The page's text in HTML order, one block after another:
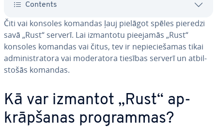
Contents
Čiti vai konsoles komandas ļauj pielāgot spēles pieredzi
savā „Rust“ serverī. Lai izmantotu pieejamās „Rust“
konsoles komandas vai čitus, tev ir ne­pie­cie­ša­mas tikai
ad­mi­nis­tra­to­ra vai mo­de­ra­to­ra tiesības serverī un at­bil­
sto­šās komandas.
Kā var izmantot „Rust“ ap­
krāp­ša­nas prog­ram­mas?